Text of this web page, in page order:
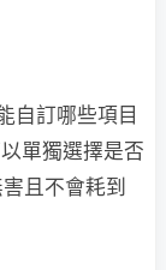
自訂哪些項目
單獨選擇是否
且不會耗到